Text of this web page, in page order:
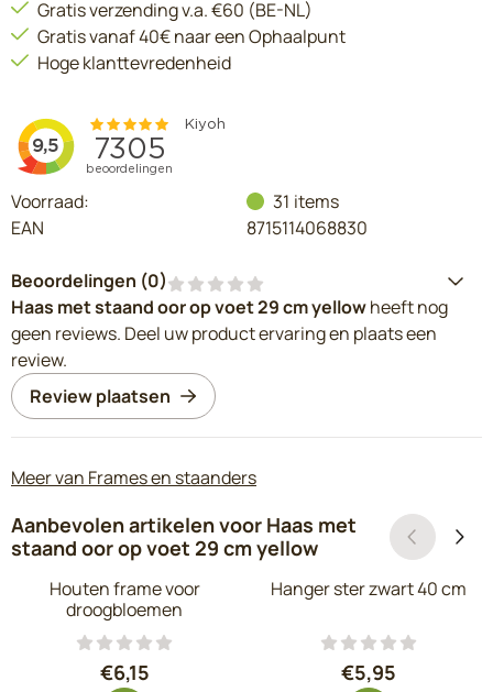
Gratis verzending v.a. €60 (BE-NL)
Gratis vanaf 40€ naar een Ophaalpunt
Hoge klanttevredenheid
Voorraad: 31 items
EAN
8715114068830
Beoordelingen (0)
Haas met staand oor op voet 29 cm yellowheeft nog
geen reviews. Deel uw product ervaring en plaats een
review.
Review plaatsen
Meer van Frames en staanders
Aanbevolen artikelen voor Haas met
staand oor op voet 29 cm yellow
Houten frame voor
droogbloemen
Prijs: 6,15, exclusief btw: 5,08
€6,15
Hanger ster zwart 40 cm
Prijs: 5,95,
€5,95